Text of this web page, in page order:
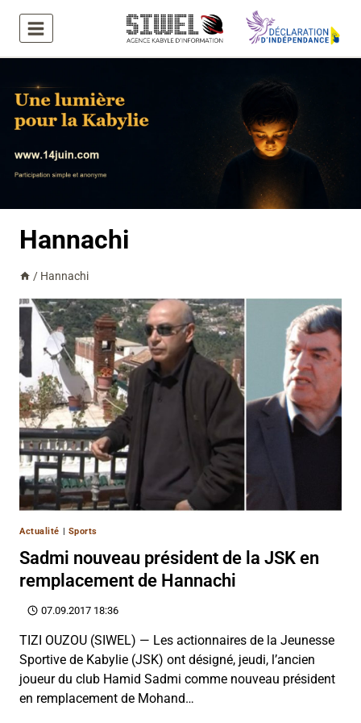
contenu
Hannachi
/ Hannachi
Actualité | Sports
Sadmi nouveau président de la JSK en
remplacement de Hannachi
07.09.2017 18:36
TIZI OUZOU (SIWEL) — Les actionnaires de la Jeunesse
Sportive de Kabylie (JSK) ont désigné, jeudi, l’ancien
joueur du club Hamid Sadmi comme nouveau président
en remplacement de Mohand…